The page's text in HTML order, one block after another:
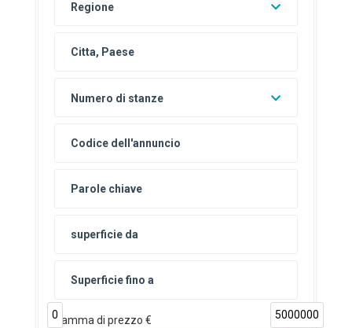
Regione
Numero di stanze
Gamma di prezzo €
0 5000000